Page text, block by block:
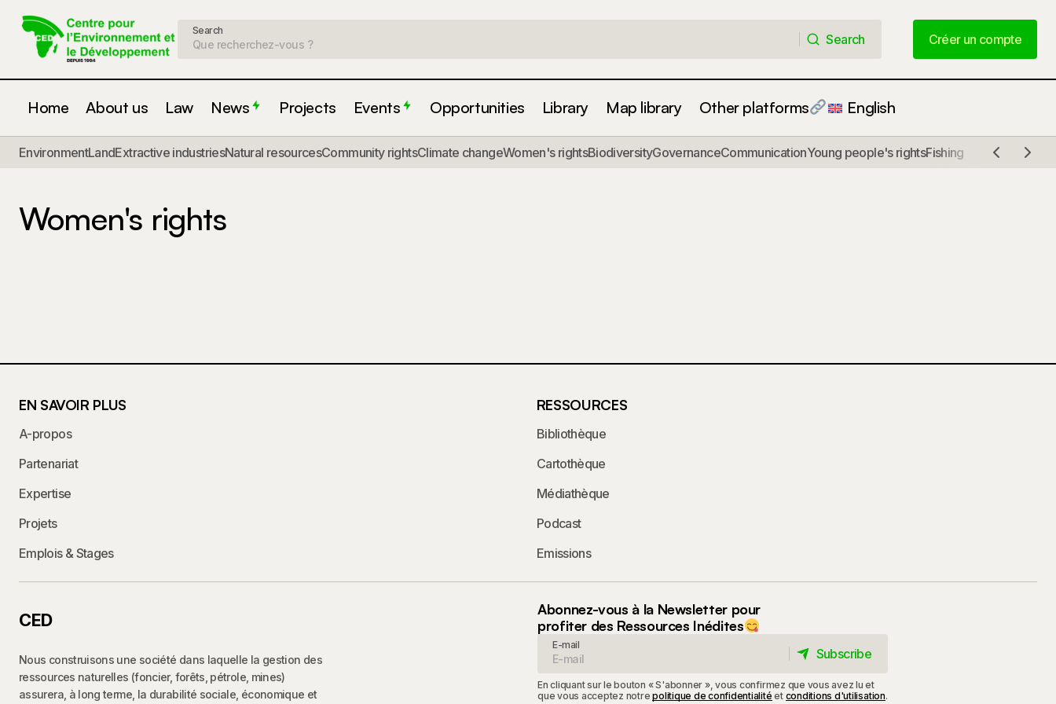
Search
Search
Créer un compte
Créer un compte
Home About us Law News Projects Events Opportunities Library Map library Other platforms English
EnvironmentLandExtractive industriesNatural resourcesCommunity rightsClimate changeWomen's rightsBiodiversityGovernanceCommunicationYoung people's rightsFishing
Women's rights
CED
Nous construisons une société dans laquelle la gestion des
ressources naturelles (foncier, forêts, pétrole, mines)
assurera, à long terme, la durabilité sociale, économique et
EN SAVOIR PLUS
A-propos
Partenariat
Expertise
Projets
Emplois & Stages
RESSOURCES
Bibliothèque
Cartothèque
Médiathèque
Podcast
Emissions
Abonnez-vous à la Newsletter pour
profiter des Ressources Inédites
E-mail
Subscribe
En cliquant sur le bouton « S'abonner », vous confirmez que vous avez lu et
que vous acceptez notrepolitique de confidentialité et conditions d'utilisation.